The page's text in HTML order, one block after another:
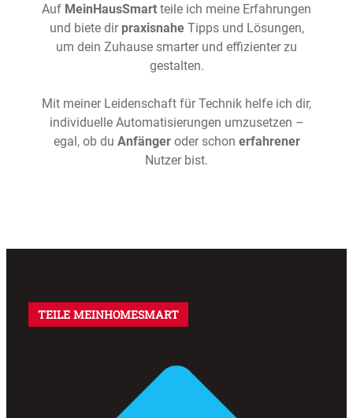
Auf MeinHausSmart teile ich meine Erfahrungen
und biete dir praxisnaheTipps und Lösungen,
um dein Zuhause smarter und effizienter zu
gestalten.
Mit meiner Leidenschaft für Technik helfe ich dir,
individuelle Automatisierungen umzusetzen –
egal, ob du Anfängeroder schon erfahrener
Nutzer bist.
TEILE MEINHOMESMART